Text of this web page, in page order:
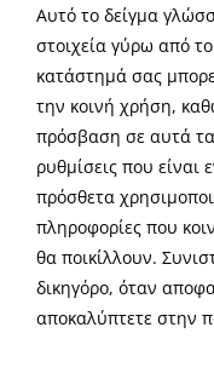
Αυτό το δείγμα
στοιχεία γύρω από
κατάστημά σας
την κοινή χρήση,
πρόσβαση σε αυτά
ρυθμίσεις που είναι
πρόσθετα
πληροφορίες που
θα ποικίλλουν.
δικηγόρο, όταν
αποκαλύπτετε στην